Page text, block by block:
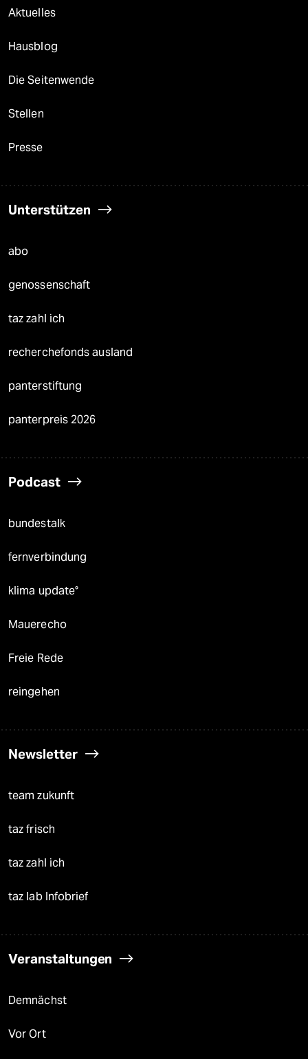
Aktuelles
Hausblog
Die Seitenwende
Stellen
Presse
Unterstützen
abo
genossenschaft
taz zahl ich
recherchefonds ausland
panterstiftung
panterpreis 2026
Podcast
bundestalk
fernverbindung
klima update°
Mauerecho
Freie Rede
reingehen
Newsletter
team zukunft
taz frisch
taz zahl ich
taz lab Infobrief
Veranstaltungen
Demnächst
Vor Ort